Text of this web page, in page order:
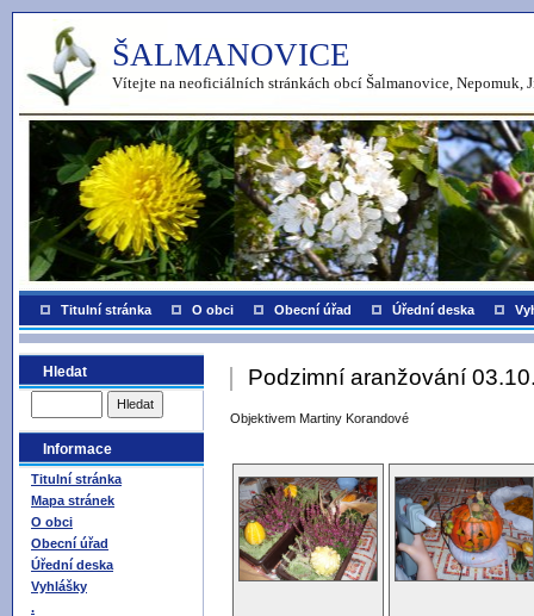
ŠALMANOVICE
Vítejte na neoficiálních stránkách obcí Šalmanovice, Nepomuk,
Titulní stránka O obci Obecní úřad Úřední deska
Hledat
Informace
Titulní stránka
Mapa stránek
O obci
Obecní úřad
Úřední deska
Vyhlášky
.
Podzimní aranžování
Objektivem Martiny Korandové